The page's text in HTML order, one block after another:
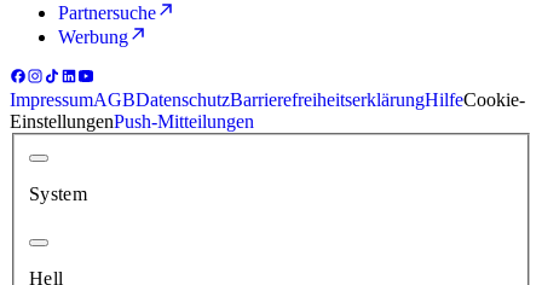
Partnersuche
Werbung
ImpressumAGBDatenschutzBarrierefreiheitserklärungHilfeCookie-
EinstellungenPush-Mitteilungen
System
Hell